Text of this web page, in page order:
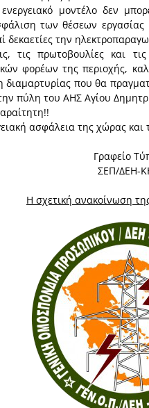
μοντέλο δεν
των θέσεων εργασίας
δεκαετίες την
τις πρωτοβουλίες και
φορέων της περιοχής,
που θα
πύλη του ΑΗΣ Αγίου
ασφάλεια της χώρας
Γραφείο
ΣΕΠ/ΔΕΗ-
Η σχετική ανακοίνωση